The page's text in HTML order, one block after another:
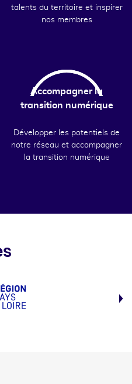
talents du territoire et inspirer
nos membres
Accompagner la
transition numérique
Développer les potentiels de
notre réseau et accompagner
la transition numérique